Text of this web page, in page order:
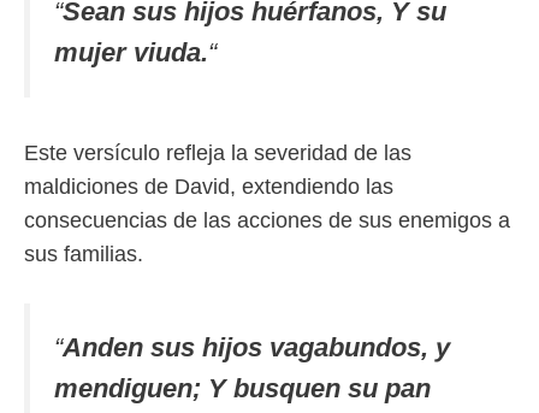
“Sean sus hijos huérfanos, Y su
mujer viuda.“
Este versículo refleja la severidad de las
maldiciones de David, extendiendo las
consecuencias de las acciones de sus enemigos a
sus familias.
“Anden sus hijos vagabundos, y
mendiguen; Y busquen su pan